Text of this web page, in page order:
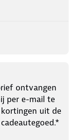
opberghoes
in de
ontvangen
per e-mail te
uit de